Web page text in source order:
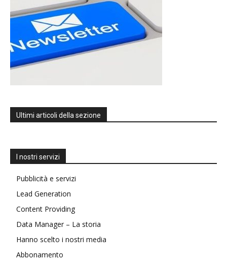
Ultimi articoli della sezione
I nostri servizi
Pubblicità e servizi
Lead Generation
Content Providing
Data Manager – La storia
Hanno scelto i nostri media
Abbonamento